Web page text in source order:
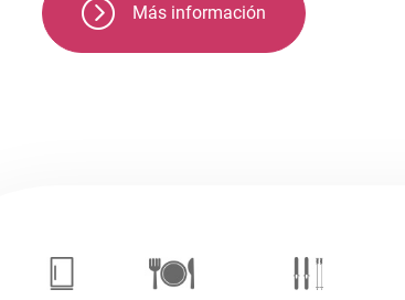
Más información